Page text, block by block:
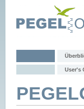
User's